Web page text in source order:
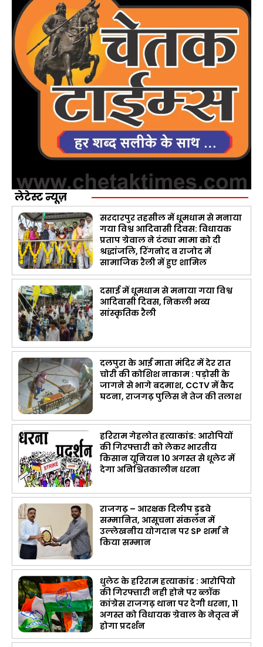
लेटेस्ट न्यूज़
सरदारपुर तहसील में धूमधाम से मनाया
गया विश्व आदिवासी दिवस: विधायक
प्रताप ग्रेवाल ने टंट्या मामा को दी
श्रद्धांजलि, रिंगनोद व राजोद में
सामाजिक रैली में हुए शामिल
दसाई में धूमधाम से मनाया गया विश्व
आदिवासी दिवस, निकली भव्य
सांस्कृतिक रैली
दलपुरा के आई माता मंदिर में देर रात
चोरी की कोशिश नाकाम : पड़ोसी के
जागने से भागे बदमाश, CCTV में कैद
घटना, राजगढ़ पुलिस ने तेज की तलाश
हरिराम गेहलोत हत्याकांड: आरोपियों
की गिरफ्तारी को लेकर भारतीय
किसान यूनियन 10 अगस्त से धूलेट में
देगा अनिश्चितकालीन धरना
राजगढ़ – आरक्षक दिलीप डुडवे
सम्मानित, आसूचना संकलन में
उल्लेखनीय योगदान पर SP शर्मा ने
किया सम्मान
धुलेट के हरिराम हत्याकांड : आरोपियो
की गिरफ्तारी नही होने पर ब्लॉक
कांग्रेस राजगढ़ थाना पर देगी धरना, 11
अगस्त को विधायक ग्रेवाल के नेतृत्व में
होगा प्रदर्शन